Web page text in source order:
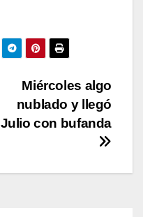
ar
tir
Miércoles algo
nublado y llegó
Julio con bufanda